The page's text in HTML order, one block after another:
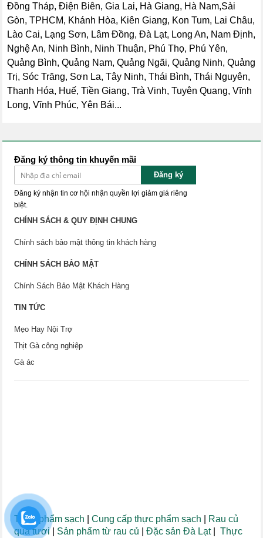
Đồng Tháp, Điện Biên, Gia Lai, Hà Giang, Hà Nam,Sài
Gòn, TPHCM, Khánh Hòa, Kiên Giang, Kon Tum, Lai Châu,
Lào Cai, Lạng Sơn, Lâm Đồng, Đà Lạt, Long An, Nam Định,
Nghệ An, Ninh Bình, Ninh Thuận, Phú Thọ, Phú Yên,
Quảng Bình, Quảng Nam, Quảng Ngãi, Quảng Ninh, Quảng
Trị, Sóc Trăng, Sơn La, Tây Ninh, Thái Bình, Thái Nguyên,
Thanh Hóa, Huế, Tiền Giang, Trà Vinh, Tuyên Quang, Vĩnh
Long, Vĩnh Phúc, Yên Bái...
Đăng ký thông tin khuyến mãi
Đăng ký
Đăng ký nhận tin cơ hội nhận quyền lợi giảm giá riêng
biệt.
CHÍNH SÁCH & QUY ĐỊNH CHUNG
Chính sách bảo mật thông tin khách hàng
CHÍNH SÁCH BẢO MẬT
Chính Sách Bảo Mật Khách Hàng
TIN TỨC
Mẹo Hay Nội Trợ
Thịt Gà công nghiệp
Gà ác
Thực phẩm sạch |Cung cấp thực phẩm sạch
Rau củ
quả tươi| Sản phẩm từ rau củ |Đặc sản Đà Lạt|Thực